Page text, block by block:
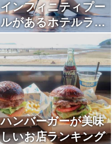
インフィニティプー
ルがあるホテルラン
ハンバーガーが美味
しいお店ランキング